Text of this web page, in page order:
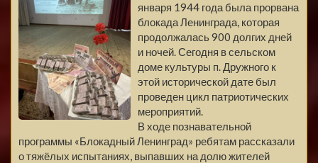
января 1944 года была прорвана
блокада Ленинграда, которая
продолжалась 900 долгих дней
и ночей. Сегодня в сельском
доме культуры п. Дружного к
этой исторической дате был
проведен цикл патриотических
мероприятий.
В ходе познавательной
программы «Блокадный Ленинград» ребятам рассказали
о тяжёлых испытаниях, выпавших на долю жителей